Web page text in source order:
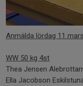
Anmälda lördag 11
WW 50 kg 4st
Thea Jensen
Ella Jacobson